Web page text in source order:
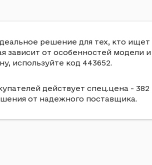
решение для тех, кто
зависит от особенностей модели
используйте код 443652.
действует спец.цена - 382
от надежного поставщика.